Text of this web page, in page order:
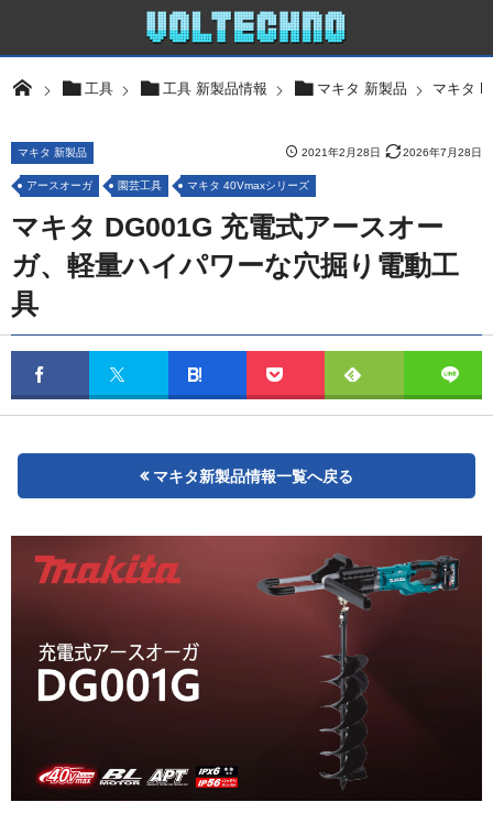
工具 工具 新製品情報 マキタ 新製品 マキタ
2021年2月28日 2026年7月28日
マキタ 新製品
アースオーガ 園芸工具 マキタ 40Vmaxシリーズ
マキタ DG001G 充電式アースオー
ガ、軽量ハイパワーな穴掘り電動工
具
マキタ新製品情報一覧へ戻る